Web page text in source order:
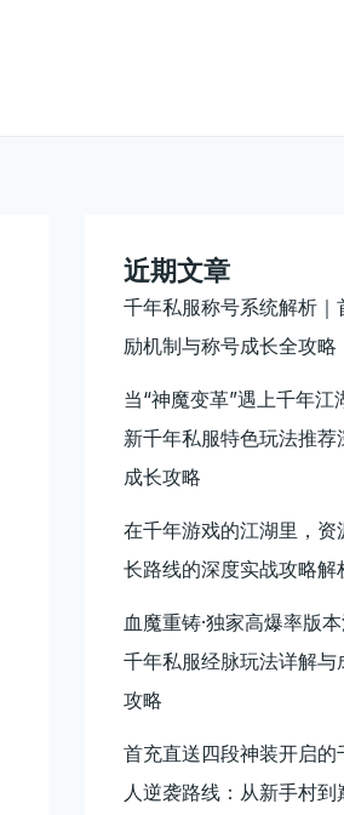
近期文章
千年私服称号系统解析｜
励机制与称号成长全攻略
当“神魔变革”遇上千年江
新千年私服特色玩法推荐
成长攻略
在千年游戏的江湖里，资
长路线的深度实战攻略解
血魔重铸·独家高爆率版
千年私服经脉玩法详解与
攻略
首充直送四段神装开启的
人逆袭路线：从新手村到